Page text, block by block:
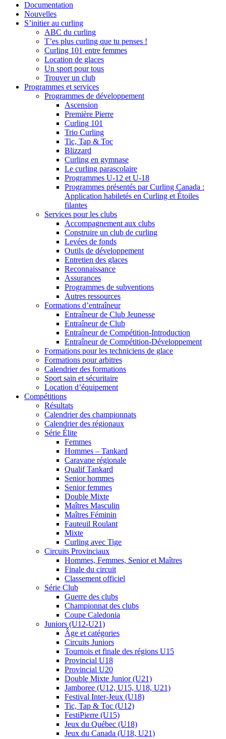
Documentation
Nouvelles
S’initier au curling
ABC du curling
T’es plus curling que tu penses !
Curling 101 entre femmes
Location de glaces
Un sport pour tous
Trouver un club
Programmes et services
Programmes de développement
Ascension
Première Pierre
Curling 101
Trio Curling
Tic, Tap & Toc
Blizzard
Curling en gymnase
Le curling parascolaire
Programmes U-12 et U-18
Programmes présentés par Curling Canada :
Application habiletés en Curling et Étoiles
filantes
Services pour les clubs
Accompagnement aux clubs
Construire un club de curling
Levées de fonds
Outils de développement
Entretien des glaces
Reconnaissance
Assurances
Programmes de subventions
Autres ressources
Formations d’entraîneur
Entraîneur de Club Jeunesse
Entraîneur de Club
Entraîneur de Compétition-Introduction
Entraîneur de Compétition-Développement
Formations pour les techniciens de glace
Formations pour arbitres
Calendrier des formations
Sport sain et sécuritaire
Location d’équipement
Compétitions
Résultats
Calendrier des championnats
Calendrier des régionaux
Série Élite
Femmes
Hommes – Tankard
Caravane régionale
Qualif Tankard
Senior hommes
Senior femmes
Double Mixte
Maîtres Masculin
Maîtres Féminin
Fauteuil Roulant
Mixte
Curling avec Tige
Circuits Provinciaux
Hommes, Femmes, Senior et Maîtres
Finale du circuit
Classement officiel
Série Club
Guerre des clubs
Championnat des clubs
Coupe Caledonia
Juniors (U12-U21)
Âge et catégories
Circuits Juniors
Tournois et finale des régions U15
Provincial U18
Provincial U20
Double Mixte Junior (U21)
Jamboree (U12, U15, U18, U21)
Festival Inter-Jeux (U18)
Tic, Tap & Toc (U12)
FestiPierre (U15)
Jeux du Québec (U18)
Jeux du Canada (U18, U21)